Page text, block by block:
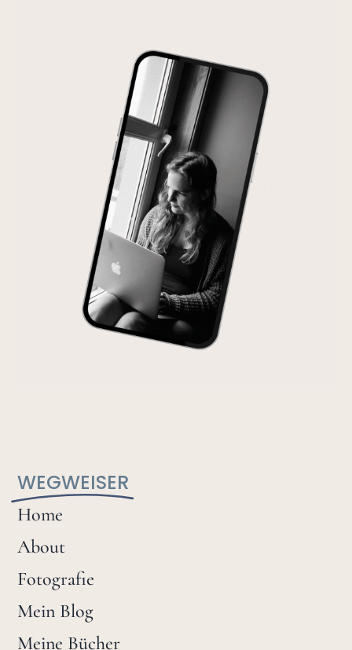
WEGWEISER
Home
About
Fotografie
Mein Blog
Meine Bücher